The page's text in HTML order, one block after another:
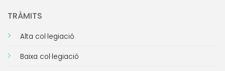
TRÀMITS
Alta col·legiació
Baixa col·legiació